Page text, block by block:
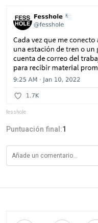
fesshole
Puntuación final:1